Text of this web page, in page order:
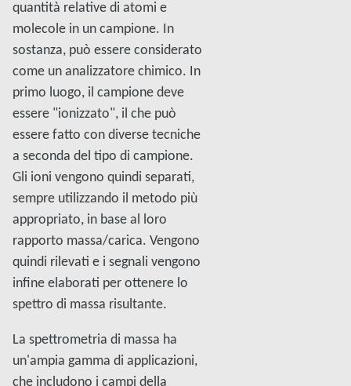
quantità relative di atomi e
molecole in un campione. In
sostanza, può essere considerato
come un analizzatore chimico. In
primo luogo, il campione deve
essere "ionizzato", il che può
essere fatto con diverse tecniche
a seconda del tipo di campione.
Gli ioni vengono quindi separati,
sempre utilizzando il metodo più
appropriato, in base al loro
rapporto massa/carica. Vengono
quindi rilevati e i segnali vengono
infine elaborati per ottenere lo
spettro di massa risultante.
La spettrometria di massa ha
un'ampia gamma di applicazioni,
che includono i campi della